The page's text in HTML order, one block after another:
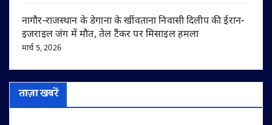
नागौर-राजस्थान के डेगाना के खींवताना निवासी दिलीप की ईरान-
इजराइल जंग में मौत, तेल टैंकर पर मिसाइल हमला
मार्च 5, 2026
ताज़ा खबरें